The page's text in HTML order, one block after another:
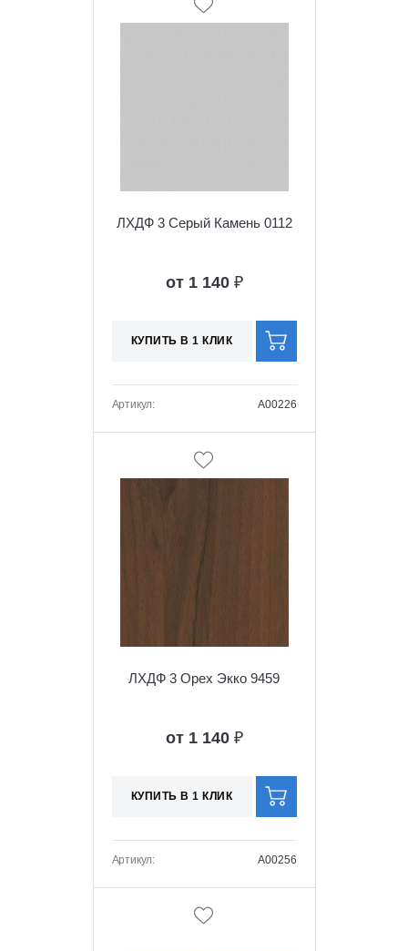
ЛХДФ 3 Серый Камень 0112
от 1 140 ₽
КУПИТЬ В 1 КЛИК
Артикул: A00226
ЛХДФ 3 Орех Экко 9459
от 1 140 ₽
КУПИТЬ В 1 КЛИК
Артикул: A00256